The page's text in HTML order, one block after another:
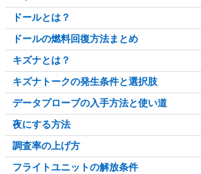
ドールとは？
ドールの燃料回復方法まとめ
キズナとは？
キズナトークの発生条件と選択肢
データプローブの入手方法と使い道
夜にする方法
調査率の上げ方
フライトユニットの解放条件